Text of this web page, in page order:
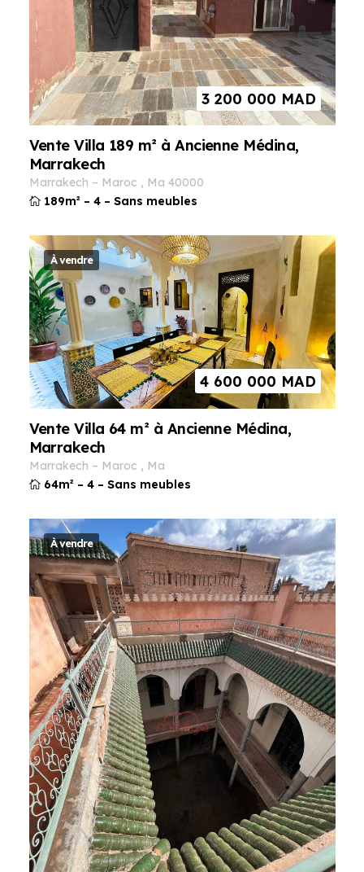
3 200 000 MAD
Vente Villa 189 m² à Ancienne Médina,
Marrakech
marrakech – maroc , ma
40000
189m² – 4 – Sans meubles
À vendre
4 600 000 MAD
Vente Villa 64 m² à Ancienne Médina,
Marrakech
marrakech – maroc ,
ma
64m² – 4 – Sans meubles
À vendre